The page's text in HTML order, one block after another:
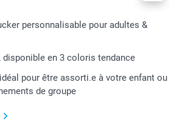
personnalisable pour adultes &
disponible en 3 coloris tendance
pour être assorti.e à votre enfant ou
de groupe